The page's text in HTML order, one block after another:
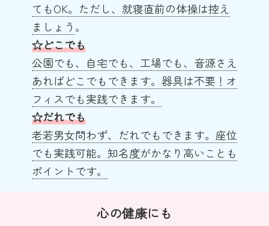
てもOK。ただし、就寝直前の体操は控え
ましょう 。
☆どこでも
公園でも、自宅でも、工場でも、音源さえ
あればどこでもできます。器具は不要！オ
フィスでも実践できます。
☆だれでも
老若男女問わず、だれでもできます。座位
でも実践可能。知名度がかなり高いことも
ポイントです。
心の健康にも